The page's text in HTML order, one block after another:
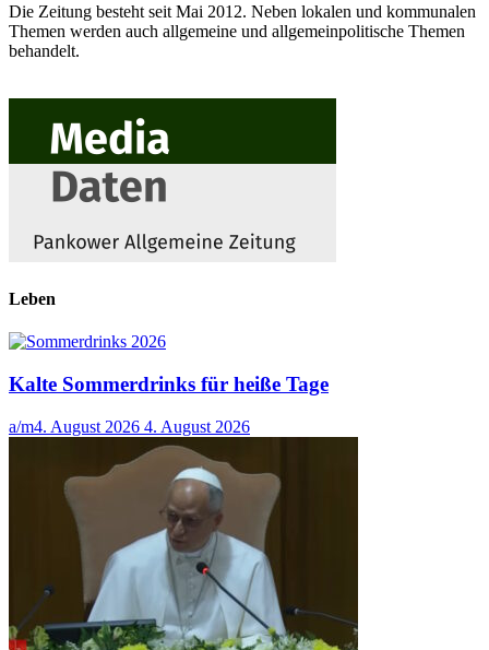
Die Zeitung besteht seit Mai 2012. Neben lokalen und kommunalen
Themen werden auch allgemeine und allgemeinpolitische Themen
behandelt.
Leben
Kalte Sommerdrinks für heiße Tage
a/m4. August 2026 4. August 2026